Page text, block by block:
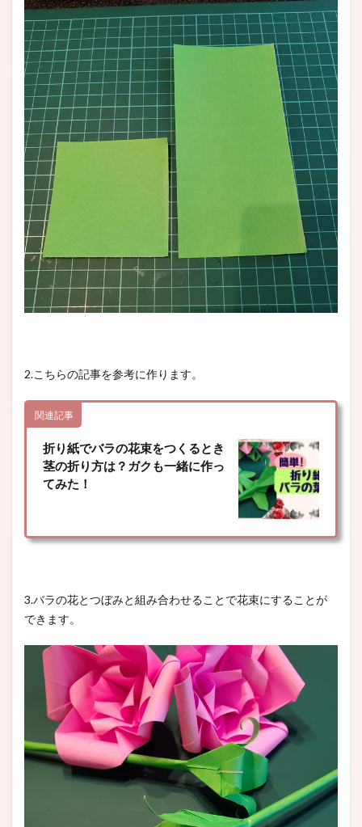
2.こちらの記事を参考に作ります。
関連記事
折り紙でバラの花束をつくるとき
茎の折り方は？ガクも一緒に作っ
てみた！
3.バラの花とつぼみと組み合わせることで花束にすることが
できます。